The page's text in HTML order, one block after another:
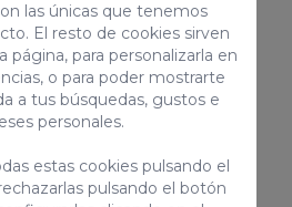
incluyendo
cama y toallas.
bajo petición
de 2 años.
fiestas, eventos o
las únicas que tenemos
El resto de cookies sirven
página, para personalizarla en
o para poder mostrarte
a tus búsquedas, gustos e
personales.
estas cookies pulsando el
pulsando el botón